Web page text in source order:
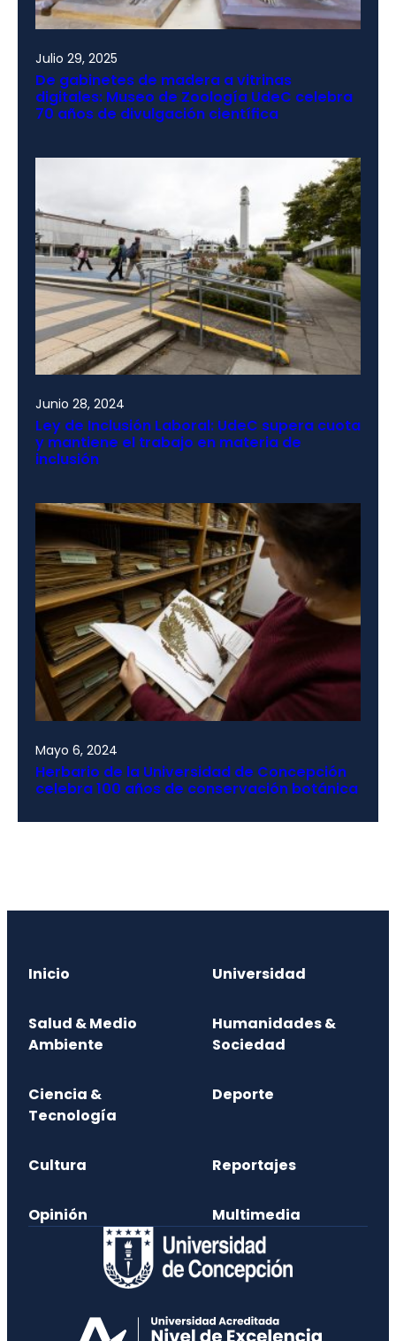
Julio 29, 2025
De gabinetes de madera a vitrinas
digitales: Museo de Zoología UdeC celebra
70 años de divulgación científica
Junio 28, 2024
Ley de Inclusión Laboral: UdeC supera cuota
y mantiene el trabajo en materia de
inclusión
Mayo 6, 2024
Herbario de la Universidad de Concepción
celebra 100 años de conservación botánica
Inicio Universidad
Salud & Medio
Ambiente
Humanidades &
Sociedad
Ciencia &
Tecnología
Deporte
Cultura Reportajes
Opinión Multimedia